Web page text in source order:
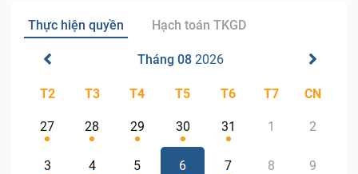
Thực hiện quyền Hạch toán TKGD
Tháng 08 2026
T2 T3 T4 T5 T6 T7 CN
27 28 29 30 31 1 2
3 4 5 6 7 8 9